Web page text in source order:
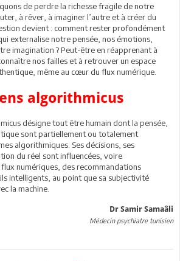
de perdre la richesse fragile de notre
à rêver, à imaginer l’autre et à créer du
devient : comment rester profondément
externalise notre pensée, nos émotions,
imagination ? Peut-être en réapprenant à
nos failles et à retrouver un espace
même au cœur du flux numérique.
algorithmicus
désigne tout être humain dont la pensée,
sont partiellement ou totalement
algorithmiques. Ses décisions, ses
du réel sont influencées, voire
numériques, des recommandations
intelligents, au point que sa subjectivité
la machine.
Dr Samir Samaâli
Médecin psychiatre tunisien